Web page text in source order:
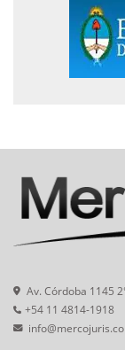
Av. Córdoba 1145
+54 11 4814-1918